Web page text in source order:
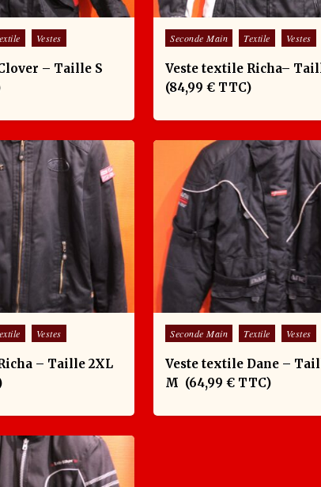
Vestes
– Taille S
Posted in
Seconde Main Textile Vestes
Veste textile Richa–
(84,99 € TTC)
Vestes
– Taille 2XL
Posted in
Seconde Main Textile Vestes
Veste textile Dane –
M (64,99 € TTC)